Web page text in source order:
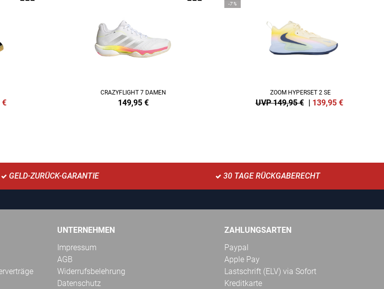
€
CRAZYFLIGHT 7 DAMEN
149,95 €
-7%
ZOOM HYPERSET 2 SE
UVP 149,95 € 139,95 €
GELD-ZURÜCK-GARANTIE 30 TAGE RÜCKGABERECHT
UNTERNEHMEN
Impressum
AGB
Widerrufsbelehrung
Datenschutz
ZAHLUNGSARTEN
Paypal
Apple Pay
Lastschrift (ELV) via Sofort
Kreditkarte